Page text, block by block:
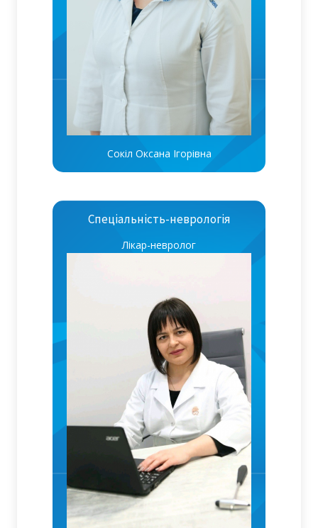
Сокіл Оксана Ігорівна
Спеціальність-неврологія
Лікар-невролог